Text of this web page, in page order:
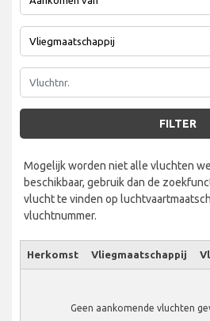
FILTER
Mogelijk worden niet alle vluchten
beschikbaar, gebruik dan de
vlucht te vinden op
vluchtnummer.
Herkomst Vliegmaatschappij
Geen aankomende vluchten